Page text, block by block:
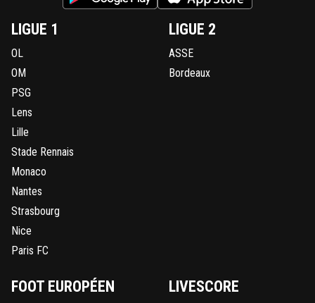
LIGUE 1
OL
OM
PSG
Lens
Lille
Stade Rennais
Monaco
Nantes
Strasbourg
Nice
Paris FC
LIGUE 2
ASSE
Bordeaux
FOOT EUROPÉEN LIVESCORE